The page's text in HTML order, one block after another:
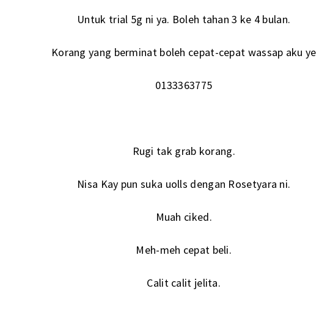
Untuk trial 5g ni ya. Boleh tahan 3 ke 4 bulan.
Korang yang berminat boleh cepat-cepat wassap aku ye
0133363775
Rugi tak grab korang.
Nisa Kay pun suka uolls dengan Rosetyara ni.
Muah ciked.
Meh-meh cepat beli.
Calit calit jelita.